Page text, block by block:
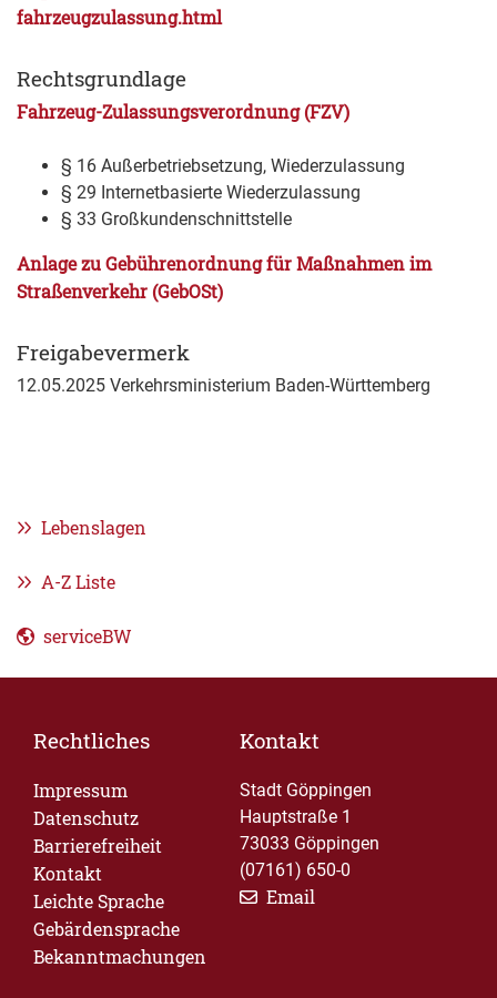
fahrzeugzulassung.html
Rechtsgrundlage
Fahrzeug-Zulassungsverordnung (FZV)
§ 16 Außerbetriebsetzung, Wiederzulassung
§ 29 Internetbasierte Wiederzulassung
§ 33 Großkundenschnittstelle
Anlage zu Gebührenordnung für Maßnahmen im
Straßenverkehr (GebOSt)
Freigabevermerk
12.05.2025 Verkehrsministerium Baden-Württemberg
Lebenslagen
A-Z Liste
serviceBW
Rechtliches
Impressum
Datenschutz
Barrierefreiheit
Kontakt
Leichte Sprache
Gebärdensprache
Bekanntmachungen
Kontakt
Stadt Göppingen
Hauptstraße 1
73033 Göppingen
(07161) 650-0
Email